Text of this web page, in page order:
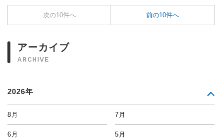
次の10件へ 前の10件へ
アーカイブ
ARCHIVE
2026年
8月 7月
6月 5月